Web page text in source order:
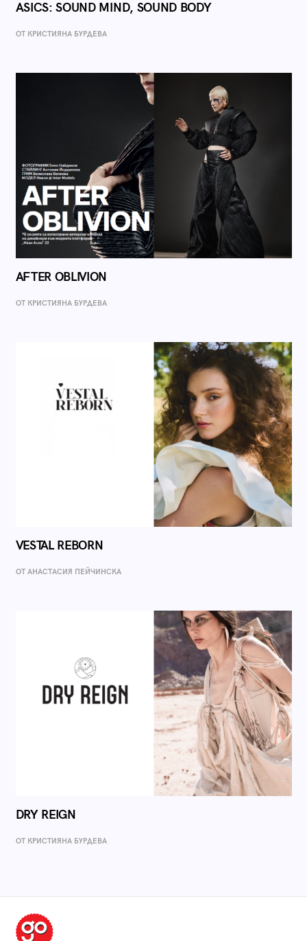
ASICS: SOUND MIND, SOUND BODY
ОТ КРИСТИЯНА БУРДЕВА
AFTER OBLIVION
ОТ КРИСТИЯНА БУРДЕВА
VESTAL REBORN
ОТ AНАСТАСИЯ ПЕЙЧИНСКА
DRY REIGN
ОТ КРИСТИЯНА БУРДЕВА